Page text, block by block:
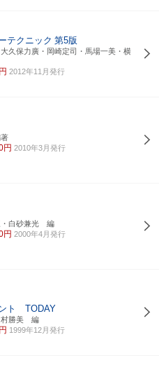
テクニック 第5版
久保力廣・岡崎定司・馬場一美・横
2012年11月発行
円 2010年3月発行
白砂兼光 編
円 2000年4月発行
ト TODAY
村勝美 編
1999年12月発行